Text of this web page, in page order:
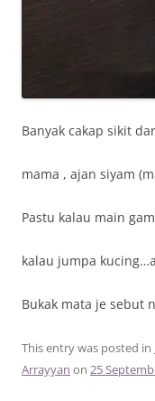
Banyak cakap sikit
mama , ajan siyam
Pastu kalau main
kalau jumpa
Bukak mata je sebut
This entry was posted in
Arrayyan on 25